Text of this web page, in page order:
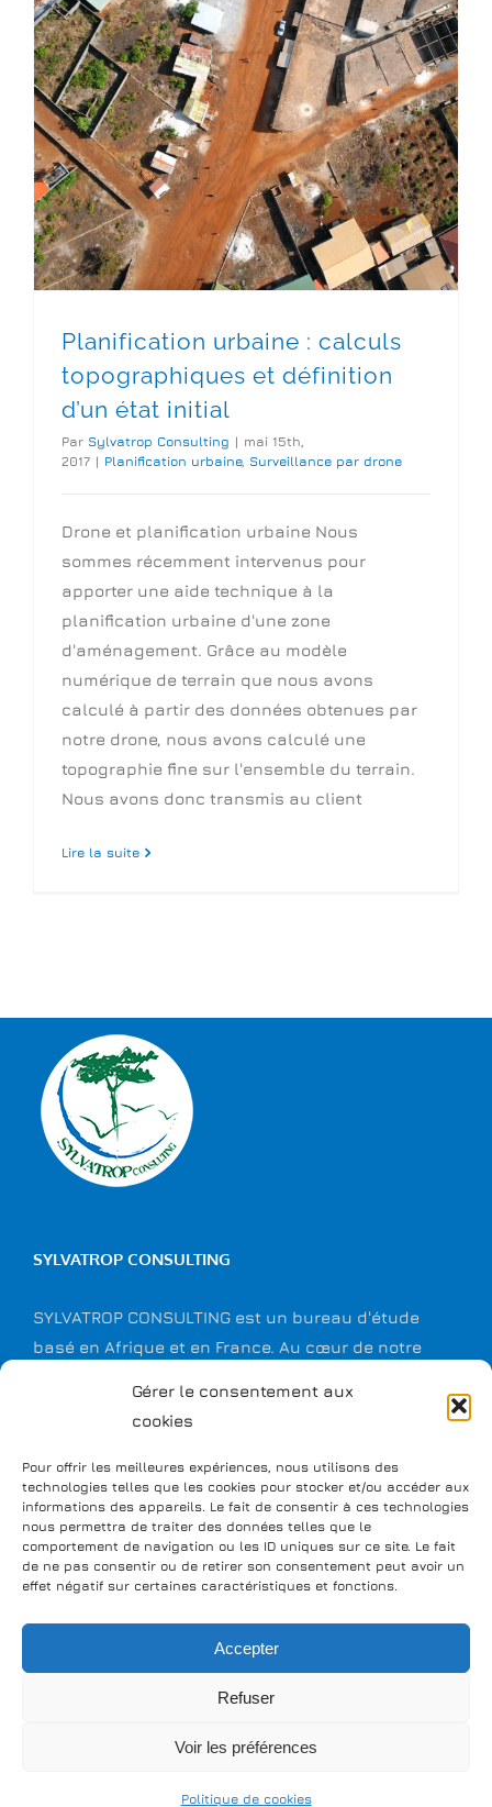
Gérer le consentement aux
cookies
Pour offrir les meilleures expériences, nous utilisons des
technologies telles que les cookies pour stocker et/ou accéder aux
informations des appareils. Le fait de consentir à ces technologies
nous permettra de traiter des données telles que le
comportement de navigation ou les ID uniques sur ce site. Le fait
de ne pas consentir ou de retirer son consentement peut avoir un
effet négatif sur certaines caractéristiques et fonctions.
Accepter
Refuser
Voir les préférences
Politique de cookies
Planification urbaine : calculs topographiques et
définition d’un état initial
Planification urbaine : calculs
topographiques et définition
d’un état initial
Par Sylvatrop Consulting | mai 15th,
2017 | Planification urbaine, Surveillance par drone
Drone et planification urbaine Nous
sommes récemment intervenus pour
apporter une aide technique à la
planification urbaine d'une zone
d'aménagement. Grâce au modèle
numérique de terrain que nous avons
calculé à partir des données obtenues par
notre drone, nous avons calculé une
topographie fine sur l'ensemble du terrain.
Nous avons donc transmis au client
Lire la suite
SYLVATROP CONSULTING
SYLVATROP CONSULTING est un bureau d'étude
basé en Afrique et en France. Au cœur de notre
CONTACTEZ-NOUS DÈS MAINTENANT
REPRÉSENTATIONS : BURKINA FASO, MALI, CONGO,
||Mentions légales